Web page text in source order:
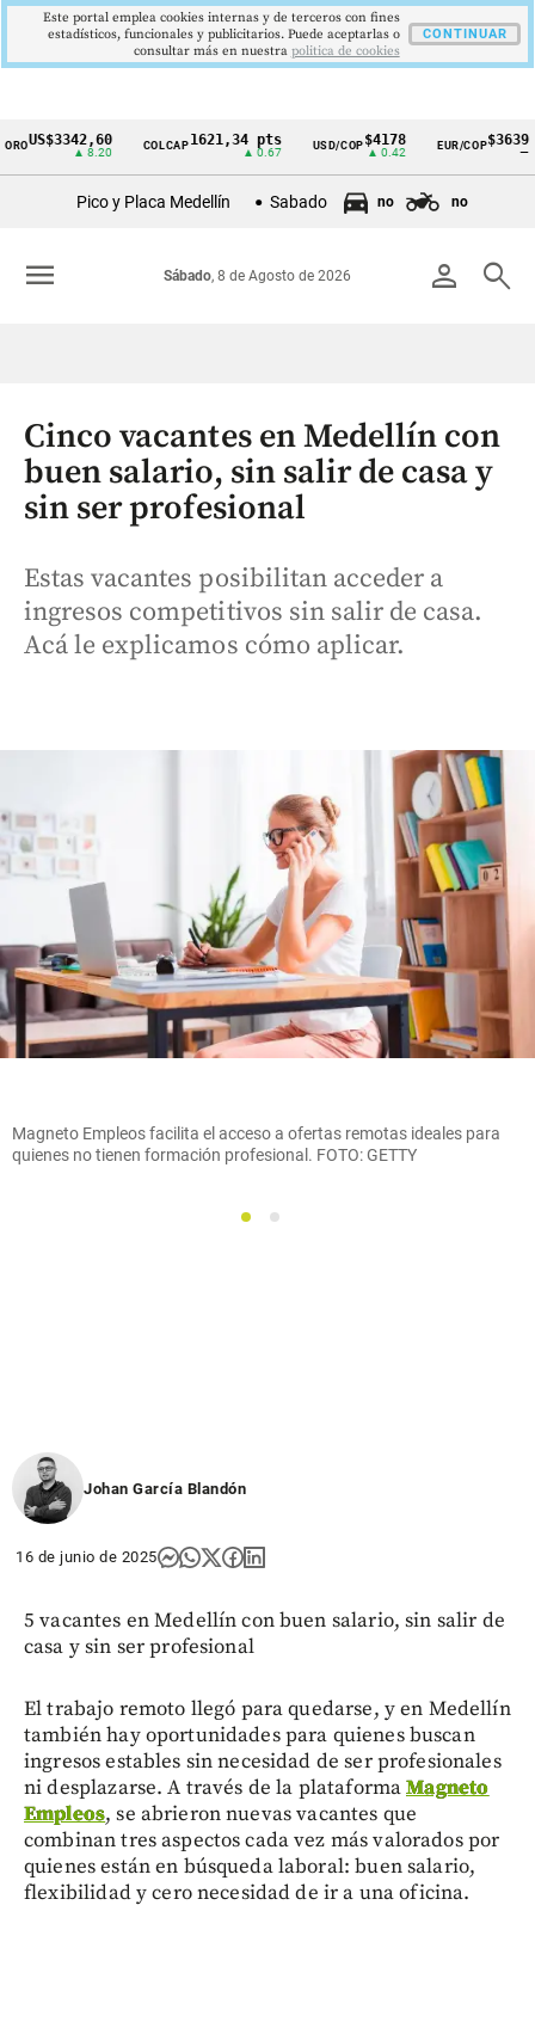
Cintillo
Colombia
US$3342,60
▲ 8.20
COLCAP 1621,34 pts
▲ 0.67
USD/COP$4178
▲ 0.42
EUR/COP $3639
Pico y Placa Medellín Sabado no no
person search
Sábado, 8 de Agosto de 2026
menu
Cinco vacantes en Medellín con
buen salario, sin salir de casa y
sin ser profesional
Estas vacantes posibilitan acceder a
ingresos competitivos sin salir de casa.
Acá le explicamos cómo aplicar.
Magneto Empleos facilita el acceso a ofertas remotas ideales para
quienes no tienen formación profesional. FOTO: GETTY
1 2
Johan García Blandón
16 de junio de 2025
5 vacantes en Medellín con buen salario, sin salir de
casa y sin ser profesional
El trabajo remoto llegó para quedarse, y en Medellín
también hay oportunidades para quienes buscan
ingresos estables sin necesidad de ser profesionales
ni desplazarse. A través de la plataformaMagneto
Empleos, se abrieron nuevas vacantes que
combinan tres aspectos cada vez más valorados por
quienes están en búsqueda laboral: buen salario,
flexibilidad y cero necesidad de ir a una oficina.
Este portal emplea cookies internas y de terceros con fines
estadísticos, funcionales y publicitarios. Puede aceptarlas o
consultar más en nuestra politica de cookies
CONTINUAR